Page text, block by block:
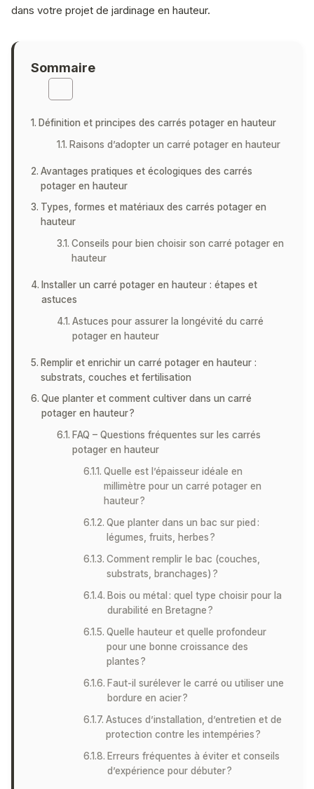
dans votre projet de jardinage en hauteur.
Sommaire
Définition et principes des carrés potager en hauteur
Raisons d’adopter un carré potager en hauteur
Avantages pratiques et écologiques des carrés
potager en hauteur
Types, formes et matériaux des carrés potager en
hauteur
Conseils pour bien choisir son carré potager en
hauteur
Installer un carré potager en hauteur : étapes et
astuces
Astuces pour assurer la longévité du carré
potager en hauteur
Remplir et enrichir un carré potager en hauteur :
substrats, couches et fertilisation
Que planter et comment cultiver dans un carré
potager en hauteur ?
FAQ – Questions fréquentes sur les carrés
potager en hauteur
Quelle est l’épaisseur idéale en
millimètre pour un carré potager en
hauteur ?
Que planter dans un bac sur pied :
légumes, fruits, herbes ?
Comment remplir le bac (couches,
substrats, branchages) ?
Bois ou métal : quel type choisir pour la
durabilité en Bretagne ?
Quelle hauteur et quelle profondeur
pour une bonne croissance des
plantes ?
Faut-il surélever le carré ou utiliser une
bordure en acier ?
Astuces d’installation, d’entretien et de
protection contre les intempéries ?
Erreurs fréquentes à éviter et conseils
d’expérience pour débuter ?